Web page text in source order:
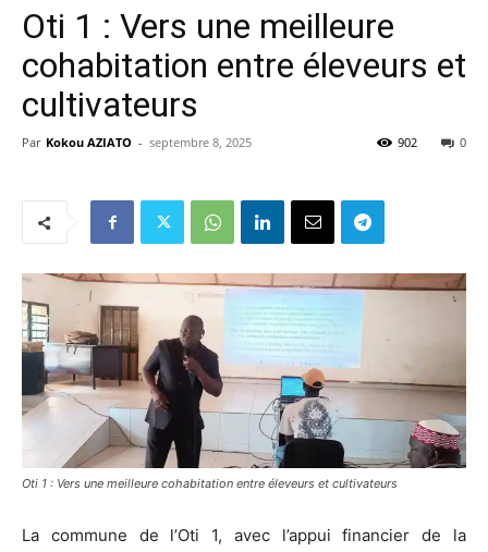
Oti 1 : Vers une meilleure
cohabitation entre éleveurs et
cultivateurs
Par Kokou AZIATO - septembre 8, 2025 0
902
Oti 1 : Vers une meilleure cohabitation entre éleveurs et cultivateurs
La commune de l’Oti 1, avec l’appui financier de la